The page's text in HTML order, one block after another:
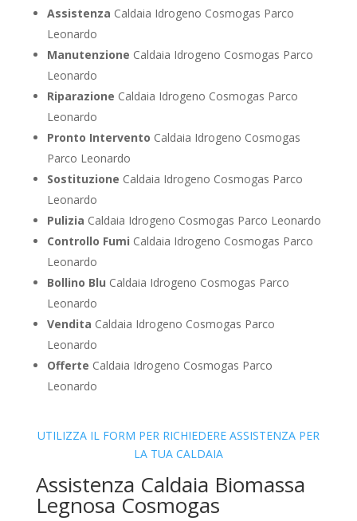
Assistenza Caldaia Idrogeno Cosmogas Parco
Leonardo
Manutenzione Caldaia Idrogeno Cosmogas Parco
Leonardo
Riparazione Caldaia Idrogeno Cosmogas Parco
Leonardo
Pronto Intervento Caldaia Idrogeno Cosmogas
Parco Leonardo
Sostituzione Caldaia Idrogeno Cosmogas Parco
Leonardo
Pulizia Caldaia Idrogeno Cosmogas Parco Leonardo
Controllo Fumi Caldaia Idrogeno Cosmogas Parco
Leonardo
Bollino Blu Caldaia Idrogeno Cosmogas Parco
Leonardo
Vendita Caldaia Idrogeno Cosmogas Parco
Leonardo
Offerte Caldaia Idrogeno Cosmogas Parco
Leonardo
UTILIZZA IL FORM PER RICHIEDERE ASSISTENZA PER
LA TUA CALDAIA
Assistenza Caldaia Biomassa
Legnosa Cosmogas